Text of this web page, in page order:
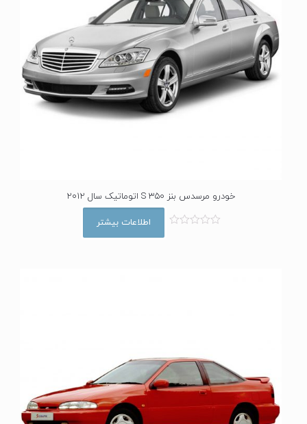
خودرو مرسدس بنز S 350 اتوماتیک سال 2012
اطلاعات بیشتر